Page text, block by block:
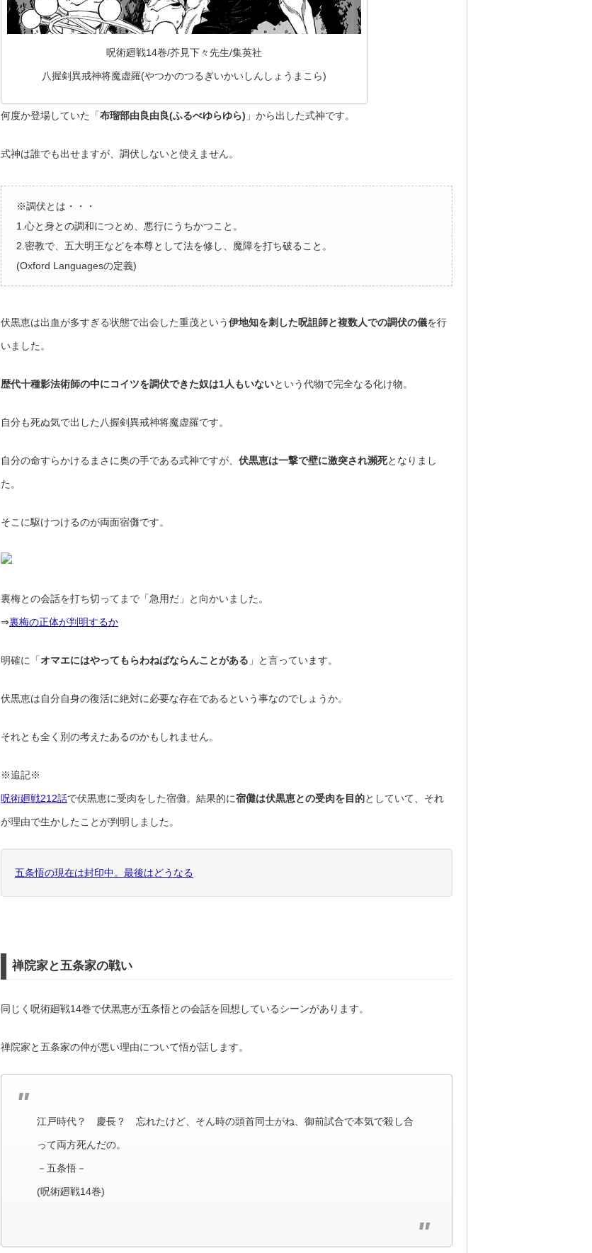
呪術廻戦14巻/芥見下々先生/集英社
八握剣異戒神将魔虚羅(やつかのつるぎいかいしんしょうまこら)
何度か登場していた「布瑠部由良由良(ふるべゆらゆら) 」から出した式神です。
式神は誰でも出せますが、調伏しないと使えません。
※調伏とは・・・
1.心と身との調和につとめ、悪行にうちかつこと。
2.密教で、五大明王などを本尊として法を修し、魔障を打ち破ること。
(Oxford Languagesの定義)
伏黒恵は出血が多すぎる状態で出会した重茂という伊地知を刺した呪詛師と複数人での調伏の儀を行
いました。
歴代十種影法術師の中にコイツを調伏できた奴は1人もいないという代物で完全なる化け物。
自分も死ぬ気で出した八握剣異戒神将魔虚羅です。
自分の命すらかけるまさに奥の手である式神ですが、 伏黒恵は一撃で壁に激突され瀕死となりまし
た。
そこに駆けつけるのが両面宿儺です。
裏梅との会話を打ち切ってまで「急用だ」と向かいました。
⇒裏梅の正体が判明するか
明確に「オマエにはやってもらわねばならんことがある 」と言っています。
伏黒恵は自分自身の復活に絶対に必要な存在であるという事なのでしょうか。
それとも全く別の考えたあるのかもしれません。
※追記※
呪術廻戦212話で伏黒恵に受肉をした宿儺。結果的に宿儺は伏黒恵との受肉を目的としていて、それ
が理由で生かしたことが判明しました。
五条悟の現在は封印中。最後はどうなる
禅院家と五条家の戦い
同じく呪術廻戦14巻で伏黒恵が五条悟との会話を回想しているシーンがあります。
禅院家と五条家の仲が悪い理由について悟が話します。
江戸時代？ 慶長？ 忘れたけど、そん時の頭首同士がね、御前試合で本気で殺し合
って両方死んだの。
－五条悟－
(呪術廻戦14巻)